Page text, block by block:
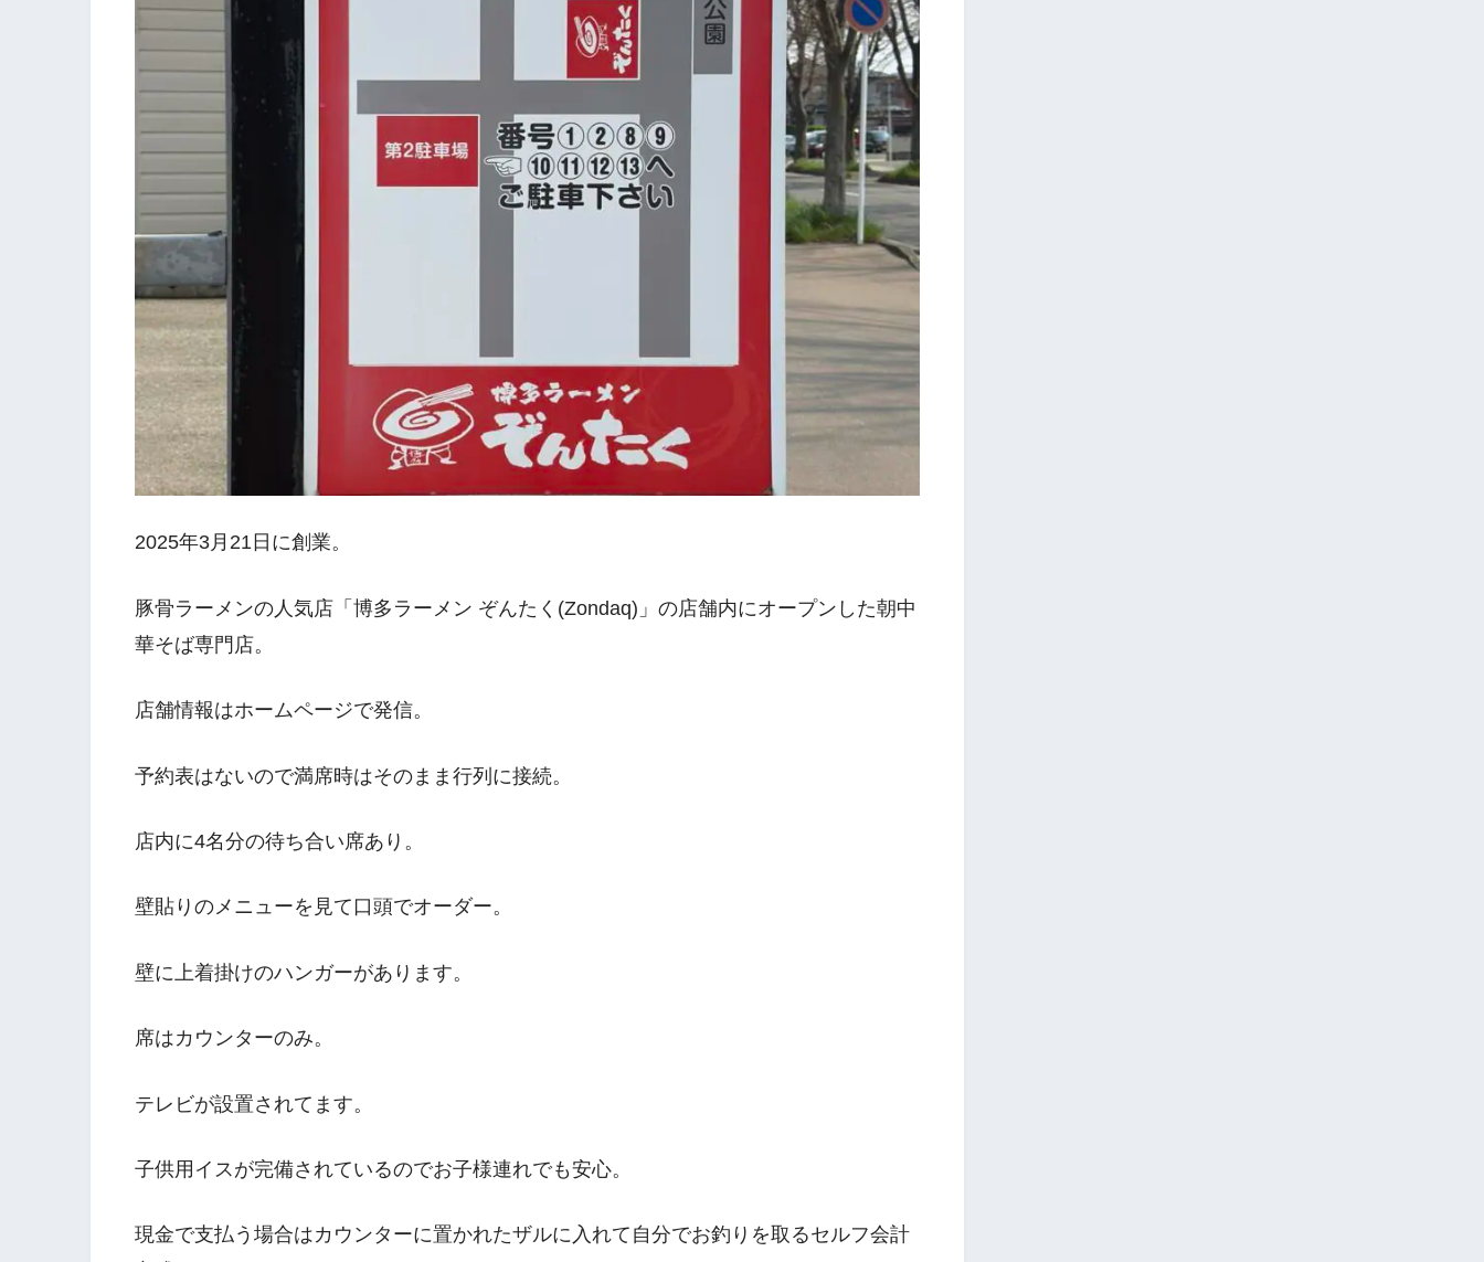
2025年3月21日に創業。
豚骨ラーメンの人気店「博多ラーメン ぞんたく(Zondaq)」の店舗内にオープンした朝中
華そば専門店。
店舗情報はホームページで発信。
予約表はないので満席時はそのまま行列に接続。
店内に4名分の待ち合い席あり。
壁貼りのメニューを見て口頭でオーダー。
壁に上着掛けのハンガーがあります。
席はカウンターのみ。
テレビが設置されてます。
子供用イスが完備されているのでお子様連れでも安心。
現金で支払う場合はカウンターに置かれたザルに入れて自分でお釣りを取るセルフ会計